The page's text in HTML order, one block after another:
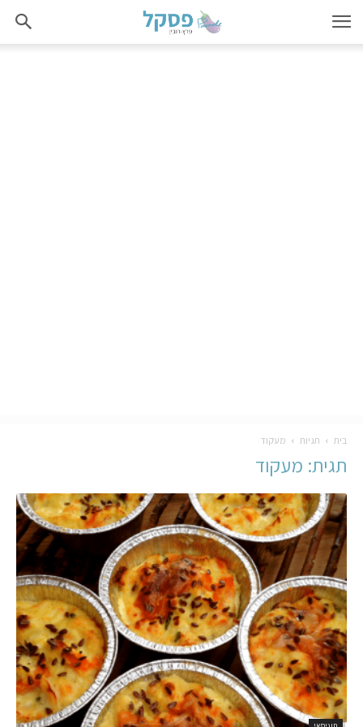
בית תגיות מעקוד
תגית: מעקוד